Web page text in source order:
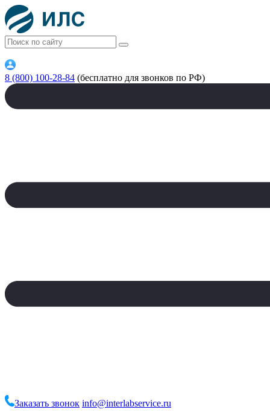
8 (800) 100-28-84 (бесплатно для звонков по РФ)
Заказать звонок info@interlabservice.ru